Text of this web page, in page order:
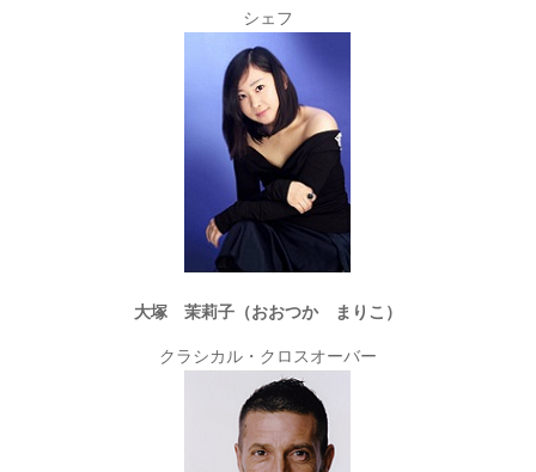
シェフ
大塚 茉莉子（おおつか まりこ）
クラシカル・クロスオーバー